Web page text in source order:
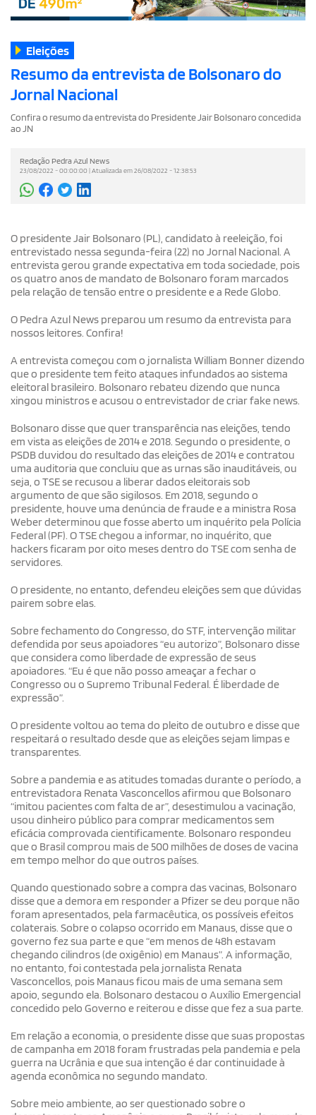
Eleições
Resumo da entrevista de Bolsonaro do
Jornal Nacional
Confira o resumo da entrevista do Presidente Jair Bolsonaro concedida
ao JN
Redação Pedra Azul News
23/08/2022 - 00:00:00 | Atualizada em 26/08/2022 - 12:38:53
O presidente Jair Bolsonaro (PL), candidato à reeleição, foi
entrevistado nessa segunda-feira (22) no Jornal Nacional. A
entrevista gerou grande expectativa em toda sociedade, pois
os quatro anos de mandato de Bolsonaro foram marcados
pela relação de tensão entre o presidente e a Rede Globo.
O Pedra Azul News preparou um resumo da entrevista para
nossos leitores. Confira!
A entrevista começou com o jornalista William Bonner dizendo
que o presidente tem feito ataques infundados ao sistema
eleitoral brasileiro. Bolsonaro rebateu dizendo que nunca
xingou ministros e acusou o entrevistador de criar fake news.
Bolsonaro disse que quer transparência nas eleições, tendo
em vista as eleições de 2014 e 2018. Segundo o presidente, o
PSDB duvidou do resultado das eleições de 2014 e contratou
uma auditoria que concluiu que as urnas são inauditáveis, ou
seja, o TSE se recusou a liberar dados eleitorais sob
argumento de que são sigilosos. Em 2018, segundo o
presidente, houve uma denúncia de fraude e a ministra Rosa
Weber determinou que fosse aberto um inquérito pela Polícia
Federal (PF). O TSE chegou a informar, no inquérito, que
hackers ficaram por oito meses dentro do TSE com senha de
servidores.
O presidente, no entanto, defendeu eleições sem que dúvidas
pairem sobre elas.
Sobre fechamento do Congresso, do STF, intervenção militar
defendida por seus apoiadores “eu autorizo”, Bolsonaro disse
que considera como liberdade de expressão de seus
apoiadores. “Eu é que não posso ameaçar a fechar o
Congresso ou o Supremo Tribunal Federal. É liberdade de
expressão”.
O presidente voltou ao tema do pleito de outubro e disse que
respeitará o resultado desde que as eleições sejam limpas e
transparentes.
Sobre a pandemia e as atitudes tomadas durante o período, a
entrevistadora Renata Vasconcellos afirmou que Bolsonaro
“imitou pacientes com falta de ar”, desestimulou a vacinação,
usou dinheiro público para comprar medicamentos sem
eficácia comprovada cientificamente. Bolsonaro respondeu
que o Brasil comprou mais de 500 milhões de doses de vacina
em tempo melhor do que outros países.
Quando questionado sobre a compra das vacinas, Bolsonaro
disse que a demora em responder a Pfizer se deu porque não
foram apresentados, pela farmacêutica, os possíveis efeitos
colaterais. Sobre o colapso ocorrido em Manaus, disse que o
governo fez sua parte e que “em menos de 48h estavam
chegando cilindros (de oxigênio) em Manaus”. A informação,
no entanto, foi contestada pela jornalista Renata
Vasconcellos, pois Manaus ficou mais de uma semana sem
apoio, segundo ela. Bolsonaro destacou o Auxílio Emergencial
concedido pelo Governo e reiterou e disse que fez a sua parte.
Em relação a economia, o presidente disse que suas propostas
de campanha em 2018 foram frustradas pela pandemia e pela
guerra na Ucrânia e que sua intenção é dar continuidade à
agenda econômica no segundo mandato.
Sobre meio ambiente, ao ser questionado sobre o